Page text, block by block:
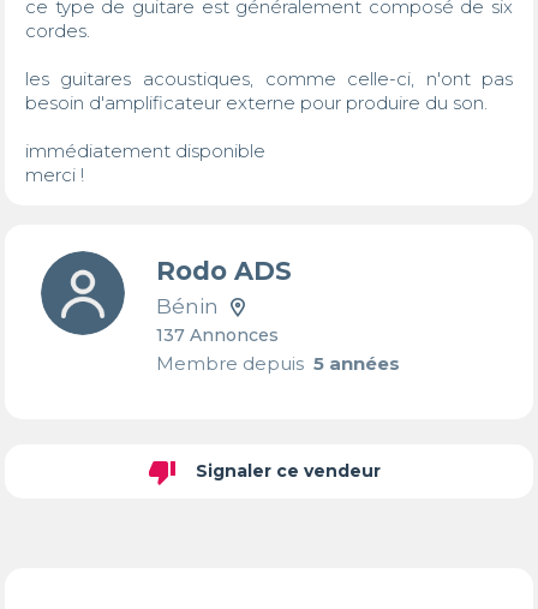
ce type de guitare est généralement composé de six
cordes.
les guitares acoustiques, comme celle-ci, n'ont pas
besoin d'amplificateur externe pour produire du son.
immédiatement disponible
merci !
Rodo ADS
Bénin
137 Annonces
Membre depuis5 années
thumb_down Signaler ce vendeur